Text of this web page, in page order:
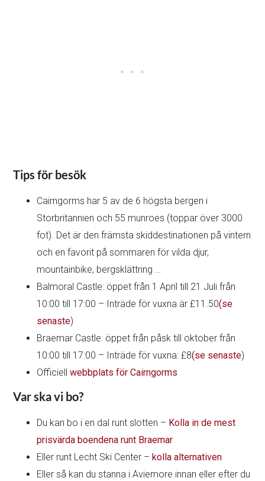
Tips för besök
Cairngorms har 5 av de 6 högsta bergen i
Storbritannien och 55 munroes (toppar över 3000
fot). Det är den främsta skiddestinationen på vintern
och en favorit på sommaren för vilda djur,
mountainbike, bergsklättring …
Balmoral Castle: öppet från 1 April till 21 Juli från
10:00 till 17:00 – Inträde för vuxna är £11.50(se
senaste)
Braemar Castle: öppet från påsk till oktober från
10:00 till 17:00 – Inträde för vuxna: £8(se senaste)
Officiellwebbplats för Cairngorms
Var ska vi bo?
Du kan bo i en dal runt slotten – Kolla in de mest
prisvärda boendena runt Braemar
Eller runt Lecht Ski Center –kolla alternativen
Eller så kan du stanna i Aviemore innan eller efter du